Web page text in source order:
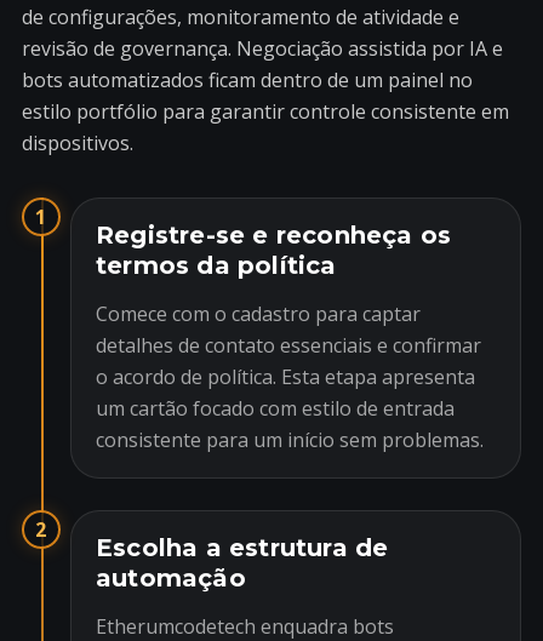
de configurações, monitoramento de atividade e
revisão de governança. Negociação assistida por IA e
bots automatizados ficam dentro de um painel no
estilo portfólio para garantir controle consistente em
dispositivos.
1
Registre-se e reconheça os
termos da política
Comece com o cadastro para captar
detalhes de contato essenciais e confirmar
o acordo de política. Esta etapa apresenta
um cartão focado com estilo de entrada
consistente para um início sem problemas.
2
Escolha a estrutura de
automação
Etherumcodetech enquadra bots